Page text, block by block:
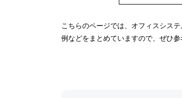
こちらのページでは、オフィスシス
例などをまとめていますので、ぜひ参